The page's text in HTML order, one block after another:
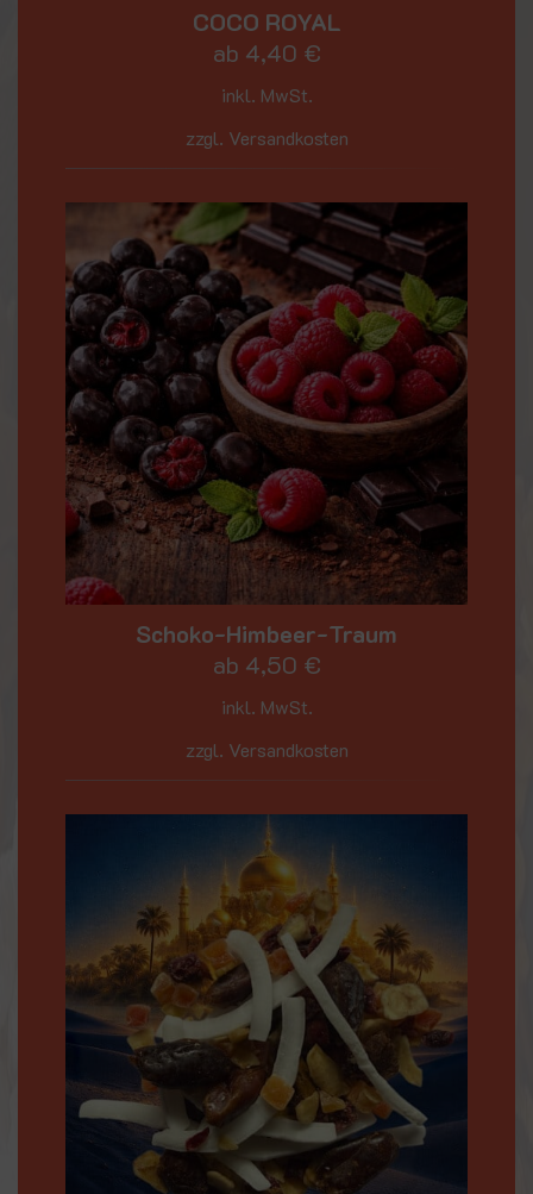
COCO ROYAL
ab 4,40 €
inkl. MwSt.
zzgl. Versandkosten
Schoko-Himbeer-Traum
ab 4,50 €
inkl. MwSt.
zzgl. Versandkosten